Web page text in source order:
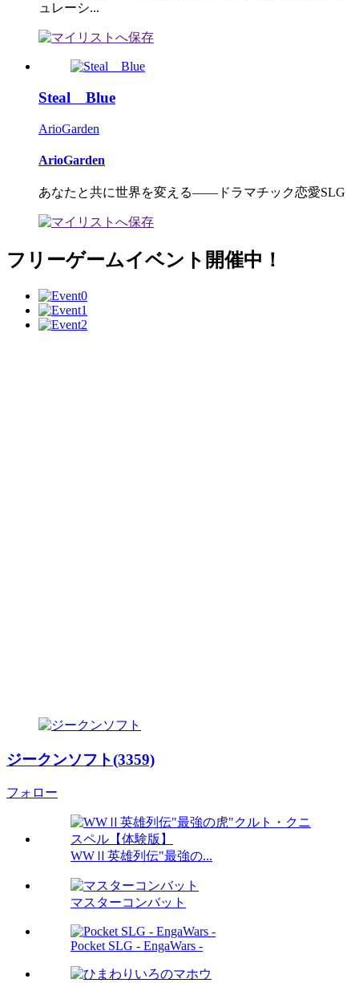
ュレーシ...
Steal Blue
ArioGarden
ArioGarden
あなたと共に世界を変える――ドラマチック恋愛SLG
フリーゲームイベント開催中！
ジークンソフト(3359)
フォロー
WWⅡ英雄列伝"最強の...
マスターコンバット
Pocket SLG - EngaWars -